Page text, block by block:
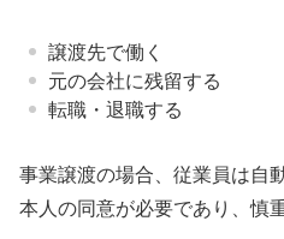
譲渡先で働く
元の会社に残留する
転職・退職する
事業譲渡の場合、従業員は自
本人の同意が必要であり、慎